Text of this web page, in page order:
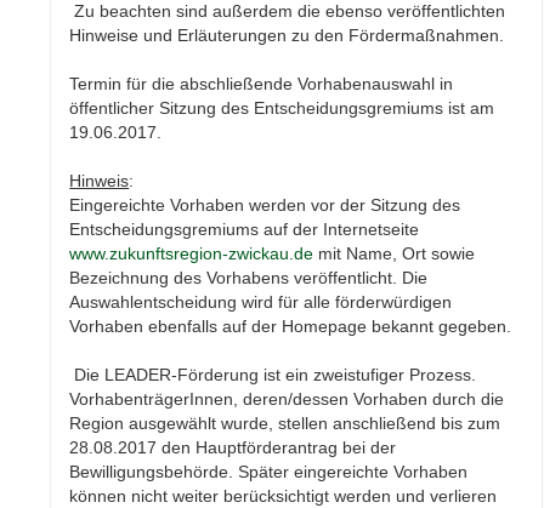
Zu beachten sind außerdem die ebenso veröffentlichten
Hinweise und Erläuterungen zu den Fördermaßnahmen.
Termin für die abschließende Vorhabenauswahl in
öffentlicher Sitzung des Entscheidungsgremiums ist am
19.06.2017.
Hinweis:
Eingereichte Vorhaben werden vor der Sitzung des
Entscheidungsgremiums auf der Internetseite
www.zukunftsregion-zwickau.de mit Name, Ort sowie
Bezeichnung des Vorhabens veröffentlicht. Die
Auswahlentscheidung wird für alle förderwürdigen
Vorhaben ebenfalls auf der Homepage bekannt gegeben.
Die LEADER-Förderung ist ein zweistufiger Prozess.
VorhabenträgerInnen, deren/dessen Vorhaben durch die
Region ausgewählt wurde, stellen anschließend bis zum
28.08.2017 den Hauptförderantrag bei der
Bewilligungsbehörde. Später eingereichte Vorhaben
können nicht weiter berücksichtigt werden und verlieren